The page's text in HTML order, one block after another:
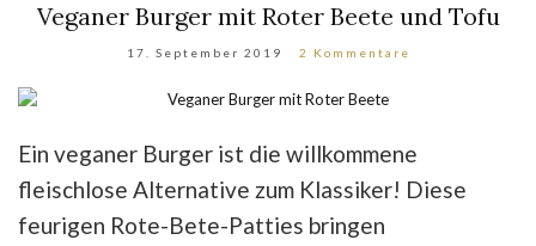
Veganer Burger mit Roter Beete und Tofu
17. September 2019 2 Kommentare
Ein veganer Burger ist die willkommene
fleischlose Alternative zum Klassiker! Diese
feurigen Rote-Bete-Patties bringen